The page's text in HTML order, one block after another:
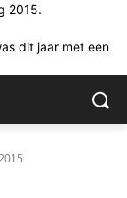
2015.
dit jaar met een